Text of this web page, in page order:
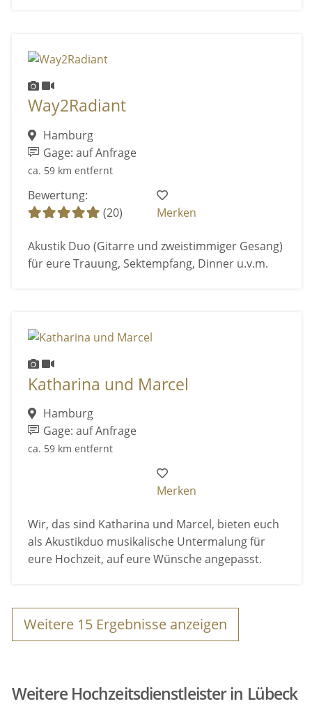
Way2Radiant
Hamburg
Gage: auf Anfrage
ca. 59 km entfernt
Bewertung:
(20)
Merken
Akustik Duo (Gitarre und zweistimmiger Gesang)
für eure Trauung, Sektempfang, Dinner u.v.m.
Katharina und Marcel
Hamburg
Gage: auf Anfrage
ca. 59 km entfernt
Merken
Wir, das sind Katharina und Marcel, bieten euch
als Akustikduo musikalische Untermalung für
eure Hochzeit, auf eure Wünsche angepasst.
Weitere 15 Ergebnisse anzeigen
Weitere Hochzeitsdienstleister in Lübeck